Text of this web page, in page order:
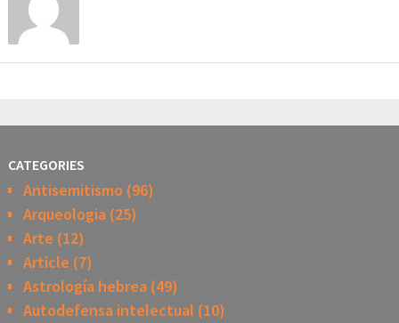
CATEGORIES
Antisemitismo (96)
Arqueologia(25)
Arte (12)
Article (7)
Astrología hebrea(49)
Autodefensa intelectual (10)